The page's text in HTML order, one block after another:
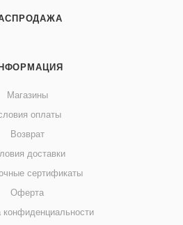
Магазины
оплаты
Возврат
доставки
сертификаты
Оферта
конфиденциальности